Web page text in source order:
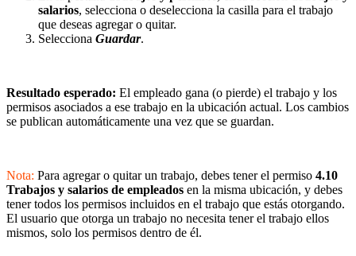
salarios, selecciona o deselecciona la casilla para el trabajo
que deseas agregar o quitar.
Selecciona Guardar.
Resultado esperado: El empleado gana (o pierde) el trabajo y los
permisos asociados a ese trabajo en la ubicación actual. Los cambios
se publican automáticamente una vez que se guardan.
Nota: Para agregar o quitar un trabajo, debes tener el permiso 4.10
Trabajos y salarios de empleados en la misma ubicación, y debes
tener todos los permisos incluidos en el trabajo que estás otorgando.
El usuario que otorga un trabajo no necesita tener el trabajo ellos
mismos, solo los permisos dentro de él.